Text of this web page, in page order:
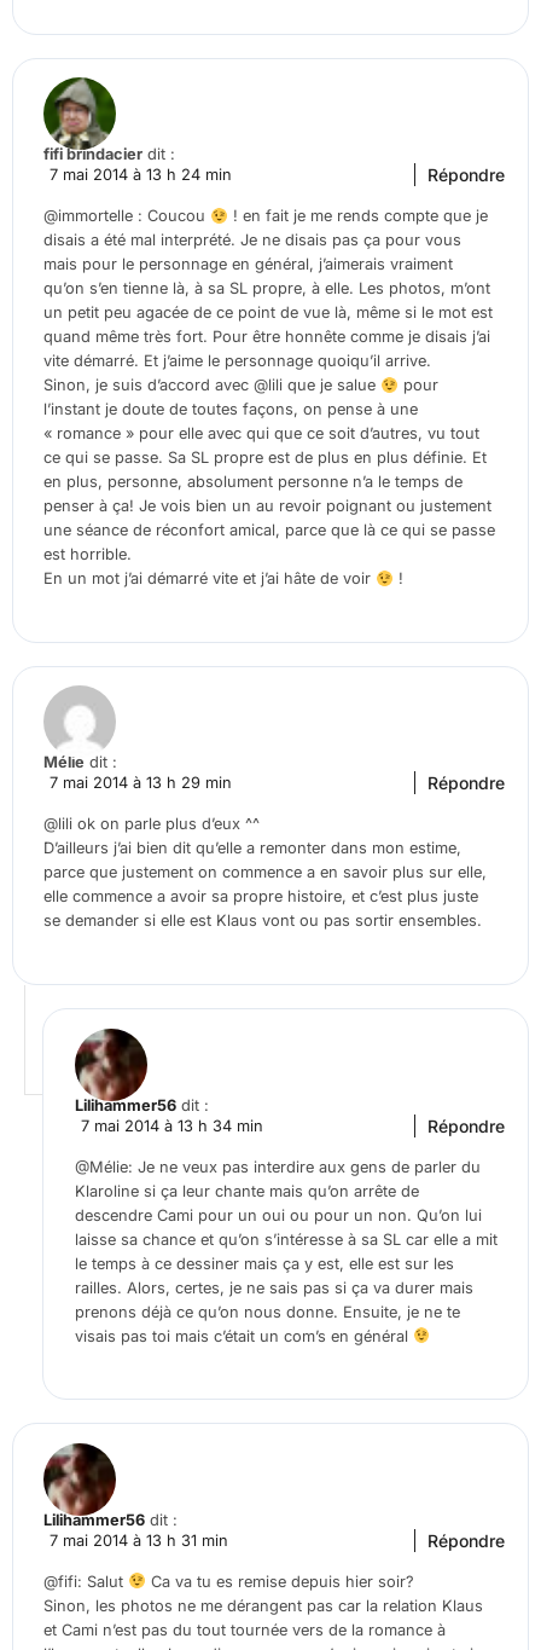
fifi brindacier dit :
7 mai 2014 à 13 h 24 min
@immortelle : Coucou
! en fait je me rends compte que je
disais a été mal interprété. Je ne disais pas ça pour vous
mais pour le personnage en général, j’aimerais vraiment
qu’on s’en tienne là, à sa SL propre, à elle. Les photos, m’ont
un petit peu agacée de ce point de vue là, même si le mot est
quand même très fort. Pour être honnête comme je disais j’ai
vite démarré. Et j’aime le personnage quoiqu’il arrive.
Sinon, je suis d’accord avec @lili que je salue
pour
l’instant je doute de toutes façons, on pense à une
« romance » pour elle avec qui que ce soit d’autres, vu tout
ce qui se passe. Sa SL propre est de plus en plus définie. Et
en plus, personne, absolument personne n’a le temps de
penser à ça! Je vois bien un au revoir poignant ou justement
une séance de réconfort amical, parce que là ce qui se passe
est horrible.
En un mot j’ai démarré vite et j’ai hâte de voir
!
Répondre
Mélie dit :
7 mai 2014 à 13 h 29 min
@lili ok on parle plus d’eux ^^
D’ailleurs j’ai bien dit qu’elle a remonter dans mon estime,
parce que justement on commence a en savoir plus sur elle,
elle commence a avoir sa propre histoire, et c’est plus juste
se demander si elle est Klaus vont ou pas sortir ensembles.
Répondre
Lilihammer56 dit :
7 mai 2014 à 13 h 34 min
@Mélie: Je ne veux pas interdire aux gens de parler du
Klaroline si ça leur chante mais qu’on arrête de
descendre Cami pour un oui ou pour un non. Qu’on lui
laisse sa chance et qu’on s’intéresse à sa SL car elle a mit
le temps à ce dessiner mais ça y est, elle est sur les
railles. Alors, certes, je ne sais pas si ça va durer mais
prenons déjà ce qu’on nous donne. Ensuite, je ne te
visais pas toi mais c’était un com’s en général
Répondre
Lilihammer56 dit :
7 mai 2014 à 13 h 31 min
@fifi: Salut
Ca va tu es remise depuis hier soir?
Sinon, les photos ne me dérangent pas car la relation Klaus
et Cami n’est pas du tout tournée vers de la romance à
Répondre